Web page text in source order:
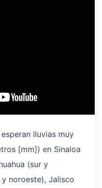
lluvias muy
[mm]) en Sinaloa
(sur y
noroeste), Jalisco